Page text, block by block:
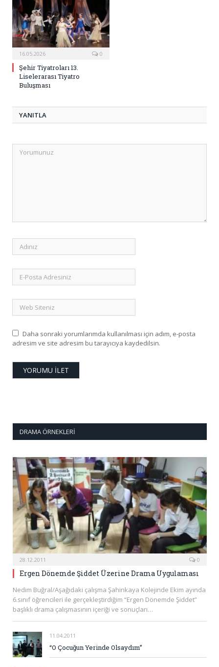
16.05.2026 0
Şehir Tiyatroları 13.
Liselerarası Tiyatro
Buluşması
YANITLA
Daha sonraki yorumlarımda kullanılması için adım, e-posta
adresim ve site adresim bu tarayıcıya kaydedilsin.
DRAMA ÖRNEKLERI
28.12.2011 0
Ergen Dönemde Şiddet Üzerine Drama Uygulaması
Nedim Buğral/Aşağıdaki çalışma Şahinkaya Kolejinde Ekim ayında
6.sınıf öğrencileri ile gerçekleştirdiğim “Ergen Dönemde Şiddet”
başlıklı drama çalışmasının içeriği ve sonuçları…
11.04.2011
“O Çocuğun Yerinde Olsaydım”